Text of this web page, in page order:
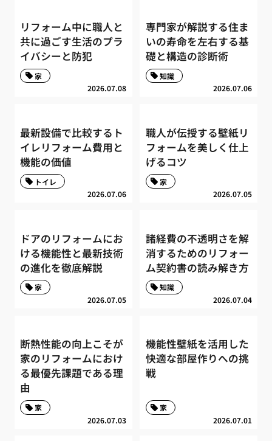
リフォーム中に職人と
共に過ごす生活のプラ
イバシーと防犯
2026.07.08
家
専門家が解説する住ま
いの寿命を左右する基
礎と構造の診断術
2026.07.06
知識
最新設備で比較するト
イレリフォーム費用と
機能の価値
2026.07.06
トイレ
職人が伝授する壁紙リ
フォームを美しく仕上
げるコツ
2026.07.05
家
ドアのリフォームにお
ける機能性と最新技術
の進化を徹底解説
2026.07.05
家
諸経費の不透明さを解
消するためのリフォー
ム契約書の読み解き方
2026.07.04
知識
断熱性能の向上こそが
家のリフォームにおけ
る最優先課題である理
由
2026.07.03
家
機能性壁紙を活用した
快適な部屋作りへの挑
戦
2026.07.01
家